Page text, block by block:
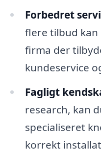
Forbedret
flere tilbud
firma der
kundeservice
Fagligt
research, kan
specialiseret
korrekt